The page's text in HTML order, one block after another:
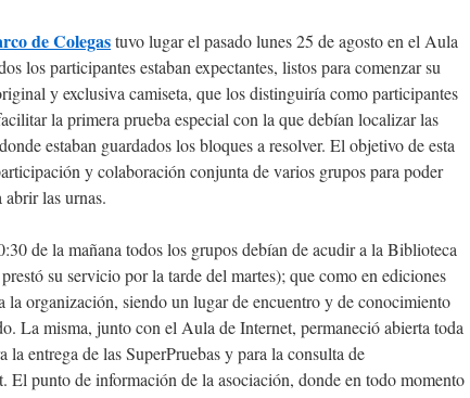
de Colegastuvo lugar el pasado lunes 25 de agosto en el Aula
los participantes estaban expectantes, listos para comenzar su
y exclusiva camiseta, que los distinguiría como participantes
la primera prueba especial con la que debían localizar las
estaban guardados los bloques a resolver. El objetivo de esta
y colaboración conjunta de varios grupos para poder
abrir las urnas.
de la mañana todos los grupos debían de acudir a la Biblioteca
su servicio por la tarde del martes); que como en ediciones
la organización, siendo un lugar de encuentro y de conocimiento
La misma, junto con el Aula de Internet, permaneció abierta toda
la entrega de las SuperPruebas y para la consulta de
El punto de información de la asociación, donde en todo momento